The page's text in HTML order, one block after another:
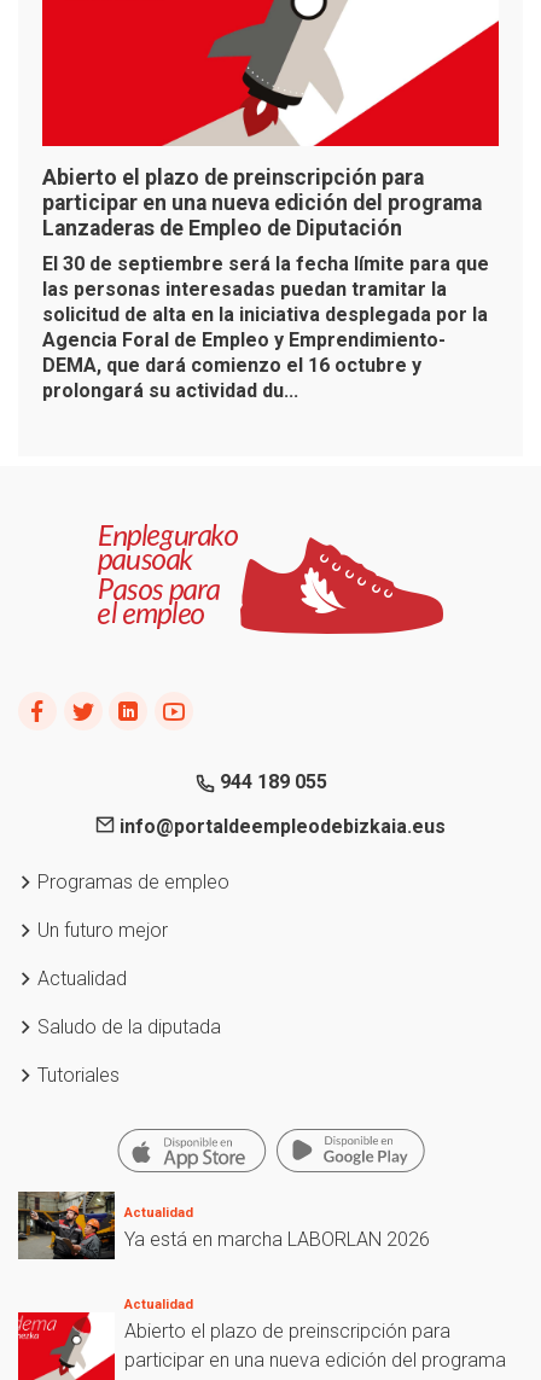
Abierto el plazo de preinscripción para
participar en una nueva edición del programa
Lanzaderas de Empleo de Diputación
El 30 de septiembre será la fecha límite para que
las personas interesadas puedan tramitar la
solicitud de alta en la iniciativa desplegada por la
Agencia Foral de Empleo y Emprendimiento-
DEMA, que dará comienzo el 16 octubre y
prolongará su actividad du...
944 189 055
info@portaldeempleodebizkaia.eus
Programas de empleo
Un futuro mejor
Actualidad
Saludo de la diputada
Tutoriales
Actualidad
Ya está en marcha LABORLAN 2026
Actualidad
Abierto el plazo de preinscripción para
participar en una nueva edición del programa